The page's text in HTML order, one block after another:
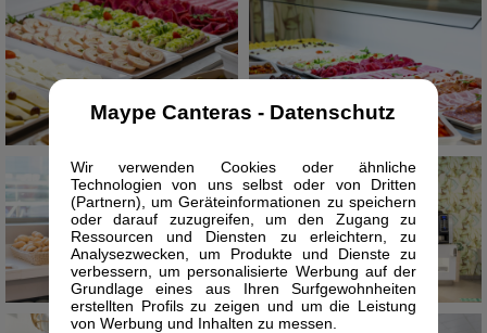
Maype Canteras - Datenschutz
Wir verwenden Cookies oder ähnliche
Technologien von uns selbst oder von Dritten
(Partnern), um Geräteinformationen zu speichern
oder darauf zuzugreifen, um den Zugang zu
Ressourcen und Diensten zu erleichtern, zu
Analysezwecken, um Produkte und Dienste zu
verbessern, um personalisierte Werbung auf der
Grundlage eines aus Ihren Surfgewohnheiten
erstellten Profils zu zeigen und um die Leistung
von Werbung und Inhalten zu messen.